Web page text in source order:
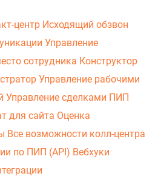
центр Исходящий обзвон
Управление
сотрудника Конструктор
Управление рабочими
Управление сделками ПИП
для сайта Оценка
Все возможности колл-центра
по ПИП (API) Вебхуки